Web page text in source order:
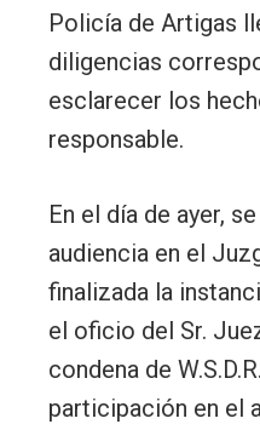
Policía de Artigas
diligencias
esclarecer los
responsable.
En el día de ayer,
audiencia en el
finalizada la
el oficio del Sr.
condena de
participación en el